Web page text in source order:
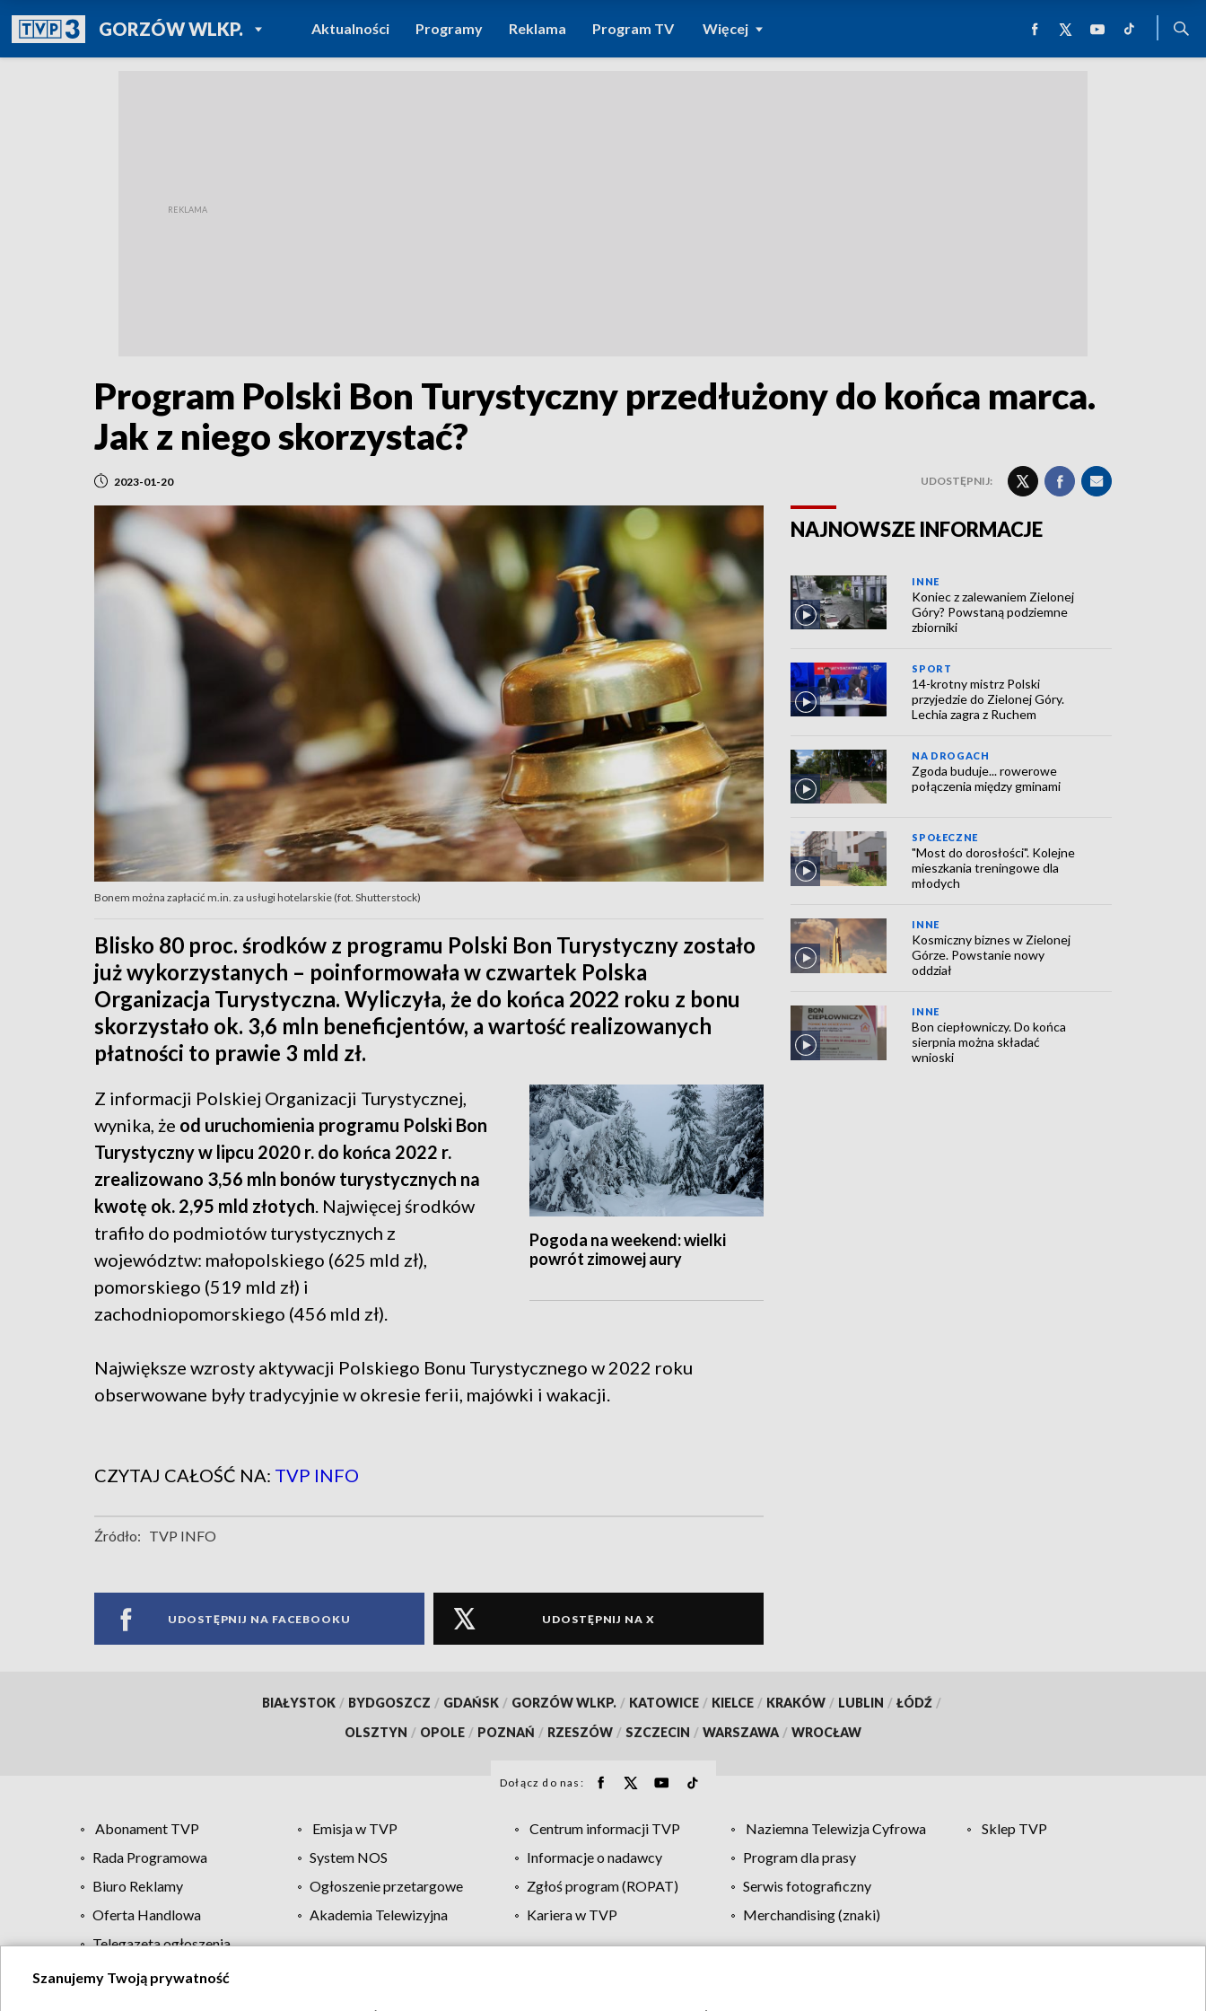
GORZÓW WLKP.POWRÓT DO
TVP REGIONY
Aktualności Programy Reklama Program TV Więcej
Program Polski Bon Turystyczny przedłużony do końca marca.
Jak z niego skorzystać?
2023-01-20 UDOSTĘPNIJ:
Bonem można zapłacić m.in. za usługi hotelarskie (fot. Shutterstock)
Blisko 80 proc. środków z programu Polski Bon Turystyczny zostało
już wykorzystanych – poinformowała w czwartek Polska
Organizacja Turystyczna. Wyliczyła, że do końca 2022 roku z bonu
skorzystało ok. 3,6 mln beneficjentów, a wartość realizowanych
płatności to prawie 3 mld zł.
Pogoda na weekend: wielki
powrót zimowej aury
Z informacji Polskiej Organizacji Turystycznej,
wynika, że od uruchomienia programu Polski Bon
Turystyczny w lipcu 2020 r. do końca 2022 r.
zrealizowano 3,56 mln bonów turystycznych na
kwotę ok. 2,95 mld złotych. Najwięcej środków
trafiło do podmiotów turystycznych z
województw: małopolskiego (625 mld zł),
pomorskiego (519 mld zł) i
zachodniopomorskiego (456 mld zł).
Największe wzrosty aktywacji Polskiego Bonu Turystycznego w 2022 roku
obserwowane były tradycyjnie w okresie ferii, majówki i wakacji.
CZYTAJ CAŁOŚĆ NA: TVP INFO
Źródło: TVP INFO
UDOSTĘPNIJ NA FACEBOOKU UDOSTĘPNIJ NA X
NAJNOWSZE INFORMACJE
INNE
Koniec z zalewaniem Zielonej
Góry? Powstaną podziemne
zbiorniki
SPORT
14-krotny mistrz Polski
przyjedzie do Zielonej Góry.
Lechia zagra z Ruchem
NA DROGACH
Zgoda buduje... rowerowe
połączenia między gminami
SPOŁECZNE
"Most do dorosłości". Kolejne
mieszkania treningowe dla
młodych
INNE
Kosmiczny biznes w Zielonej
Górze. Powstanie nowy
oddział
INNE
Bon ciepłowniczy. Do końca
sierpnia można składać
wnioski
BIAŁYSTOK / BYDGOSZCZ / GDAŃSK / GORZÓW WLKP. / KATOWICE / KIELCE / KRAKÓW / LUBLIN / ŁÓDŹ /
OLSZTYN / OPOLE / POZNAŃ / RZESZÓW / SZCZECIN / WARSZAWA / WROCŁAW
Dołącz do nas:
Abonament TVP Emisja w TVP Centrum informacji TVP Naziemna Telewizja Cyfrowa
Sklep TVP
Rada Programowa
System NOS Informacje o nadawcy
Program dla prasy
Biuro Reklamy
Ogłoszenie przetargowe Zgłoś program (ROPAT)
Serwis fotograficzny
Oferta Handlowa
Akademia Telewizyjna Kariera w TVP
Merchandising (znaki)
Telegazeta ogłoszenia
Szanujemy Twoją prywatność